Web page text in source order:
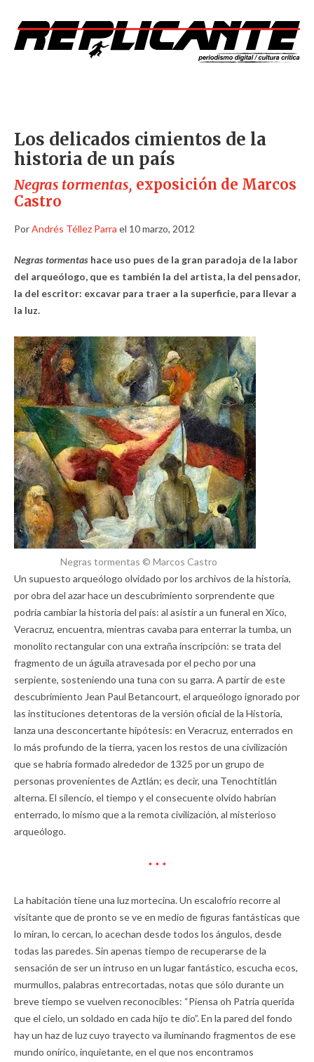
Los delicados cimientos de la
historia de un país
Negras tormentas, exposición de Marcos
Castro
PorAndrés Téllez Parra el 10 marzo, 2012
Negras tormentas hace uso pues de la gran paradoja de la labor
del arqueólogo, que es también la del artista, la del pensador,
la del escritor: excavar para traer a la superficie, para llevar a
la luz.
Negras tormentas © Marcos Castro
Un supuesto arqueólogo olvidado por los archivos de la historia,
por obra del azar hace un descubrimiento sorprendente que
podría cambiar la historia del país: al asistir a un funeral en Xico,
Veracruz, encuentra, mientras cavaba para enterrar la tumba, un
monolito rectangular con una extraña inscripción: se trata del
fragmento de un águila atravesada por el pecho por una
serpiente, sosteniendo una tuna con su garra. A partir de este
descubrimiento Jean Paul Betancourt, el arqueólogo ignorado por
las instituciones detentoras de la versión oficial de la Historia,
lanza una desconcertante hipótesis: en Veracruz, enterrados en
lo más profundo de la tierra, yacen los restos de una civilización
que se habría formado alrededor de 1325 por un grupo de
personas provenientes de Aztlán; es decir, una Tenochtitlán
alterna. El silencio, el tiempo y el consecuente olvido habrían
enterrado, lo mismo que a la remota civilización, al misterioso
arqueólogo.
* * *
La habitación tiene una luz mortecina. Un escalofrío recorre al
visitante que de pronto se ve en medio de figuras fantásticas que
lo miran, lo cercan, lo acechan desde todos los ángulos, desde
todas las paredes. Sin apenas tiempo de recuperarse de la
sensación de ser un intruso en un lugar fantástico, escucha ecos,
murmullos, palabras entrecortadas, notas que sólo durante un
breve tiempo se vuelven reconocibles: “Piensa oh Patria querida
que el cielo, un soldado en cada hijo te dio”. En la pared del fondo
hay un haz de luz cuyo trayecto va iluminando fragmentos de ese
mundo onírico, inquietante, en el que nos encontramos